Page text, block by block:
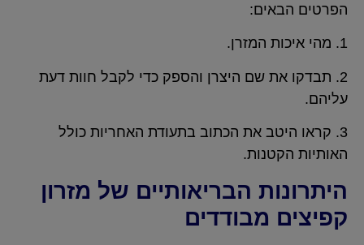
הפרטים הבאים:
1. מהי איכות המזרן.
2. תבדקו את שם היצרן והספק כדי לקבל חוות דעת
עליהם.
3. קראו היטב את הכתוב בתעודת האחריות כולל
האותיות הקטנות.
היתרונות הבריאותיים של מזרון
קפיצים מבודדים